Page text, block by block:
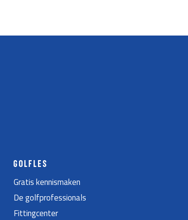
GOLFLES
Gratis kennismaken
De golfprofessionals
Fittingcenter